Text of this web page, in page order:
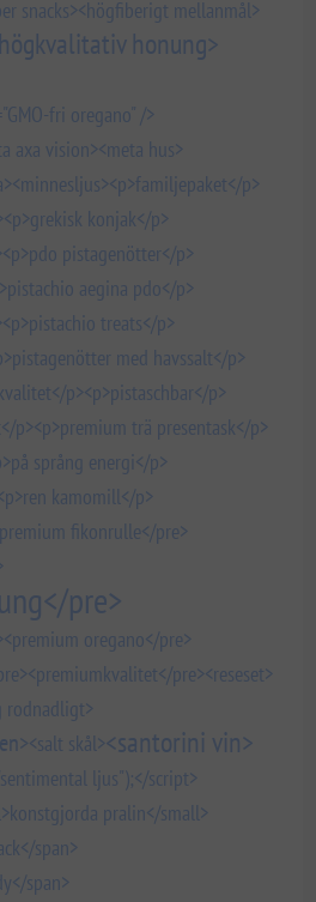
snacks><högfiberigt mellanmål>
honung>
fri oregano" />
axa vision><meta hus>
<minnesljus><p>familjepaket</p>
<p>grekisk konjak</p>
<p>pdo pistagenötter</p>
aegina pdo</p>
<p>pistachio treats</p>
med havssalt</p>
p><p>pistaschbar</p>
p><p>premium trä presentask</p>
språng energi</p>
kamomill</p>
fikonrulle</pre>
pre>
<premium oregano</pre>
<premiumkvalitet</pre><reseset>
rodnadligt>
<salt skål><santorini vin>
ljus");</script>
pralin</small>
span>
span>